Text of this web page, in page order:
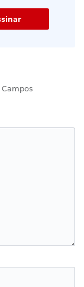
Campos